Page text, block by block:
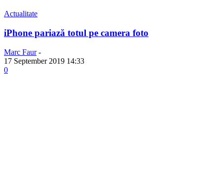
Actualitate
iPhone pariază totul pe camera foto
Marc Faur -
17 September 2019 14:33
0